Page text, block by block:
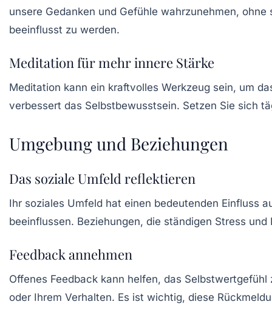
unsere Gedanken und Gefühle wahrzunehmen,
beeinflusst zu werden.
Meditation für mehr innere Stärke
Meditation kann ein kraftvolles Werkzeug sein, um
verbessert das Selbstbewusstsein. Setzen Sie sich
Umgebung und Beziehungen
Das soziale Umfeld reflektieren
Ihr soziales Umfeld hat einen bedeutenden Einfluss
beeinflussen. Beziehungen, die ständigen Stress
Feedback annehmen
Offenes Feedback kann helfen, das
oder Ihrem Verhalten. Es ist wichtig, diese